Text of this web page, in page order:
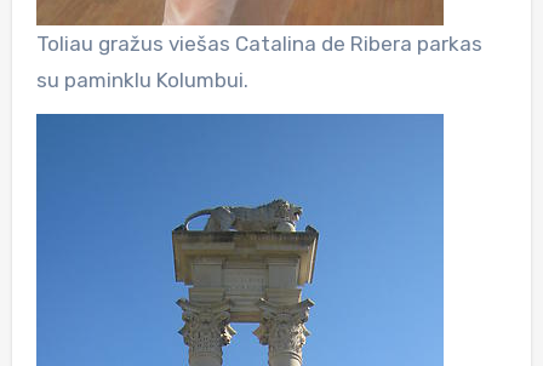
Toliau gražus viešas Catalina de Ribera parkas
su paminklu Kolumbui.